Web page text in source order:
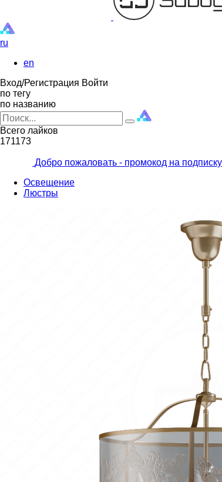
ru
en
Вход/Регистрация Войти
по тегу
по названию
Всего лайков
171173
Добро пожаловать - промокод на подписку
Освещение
Люстры